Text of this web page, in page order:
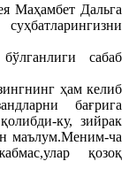
Маҳамбет Дальга
сабаб
ҳам келиб
бағрига
ку, зийрак
маълум.Меним-ча
қозоқ